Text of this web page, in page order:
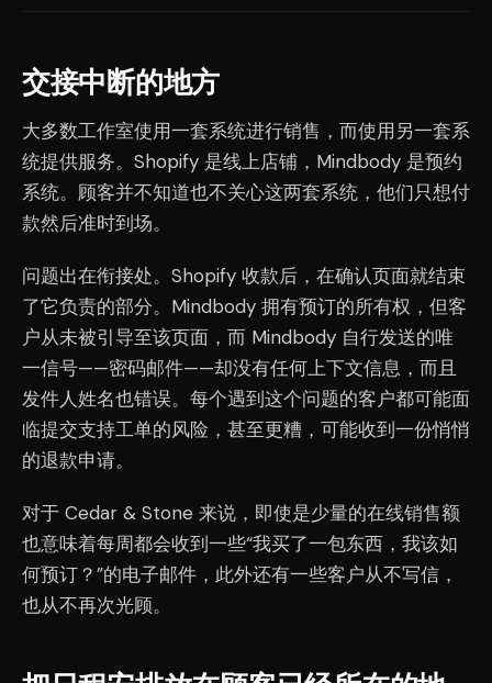
交接中断的地方
大多数工作室使用一套系统进行销售，而使用另一套系
统提供服务。Shopify 是线上店铺，Mindbody 是预约
系统。顾客并不知道也不关心这两套系统，他们只想付
款然后准时到场。
问题出在衔接处。Shopify 收款后，在确认页面就结束
了它负责的部分。Mindbody 拥有预订的所有权，但客
户从未被引导至该页面，而 Mindbody 自行发送的唯
一信号——密码邮件——却没有任何上下文信息，而且
发件人姓名也错误。每个遇到这个问题的客户都可能面
临提交支持工单的风险，甚至更糟，可能收到一份悄悄
的退款申请。
对于 Cedar & Stone 来说，即使是少量的在线销售额
也意味着每周都会收到一些“我买了一包东西，我该如
何预订？”的电子邮件，此外还有一些客户从不写信，
也从不再次光顾。